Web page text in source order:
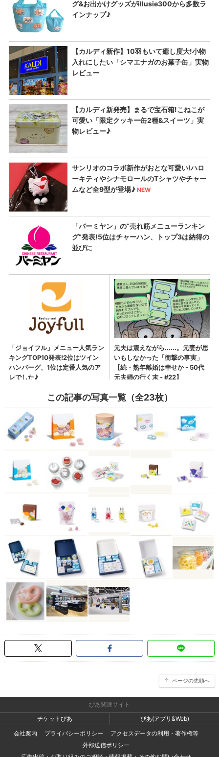
この記事の写真一覧（全23枚）
ページの先頭へ
ぴあ関連サイト
チケットぴあ
ぴあ(アプリ&Web)
会社案内
プライバシーポリシー
アクセスデータの利用・著作権等
外部送信ポリシー